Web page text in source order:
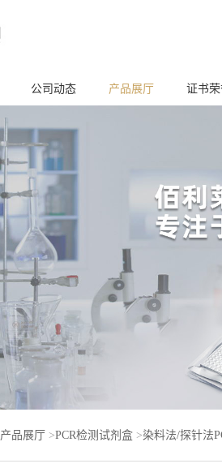
公司动态 产品展厅 证书
产品展厅 >PCR检测试剂盒 >染料法/探针法